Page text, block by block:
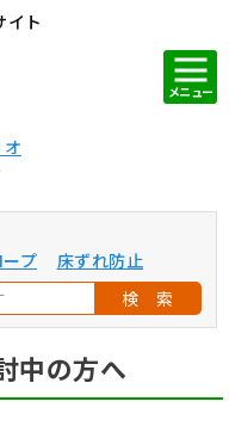
イト
メニュー
プ
床ずれ防止
検 索
中の方へ